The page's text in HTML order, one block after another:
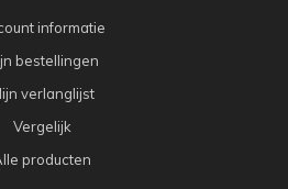
informatie
bestellingen
verlanglijst
Vergelijk
producten